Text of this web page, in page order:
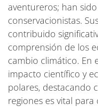
aventureros; han
conservacionistas.
contribuido
comprensión de los
cambio climático. En
impacto científico y
polares, destacando
regiones es vital